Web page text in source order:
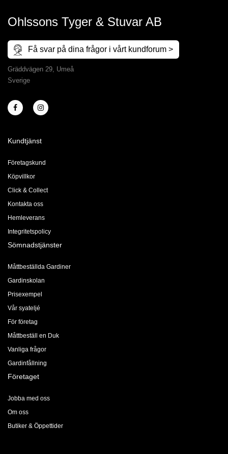
Ohlssons Tyger & Stuvar AB
Få svar på dina frågor i vårt kundforum >
Gräddvägen 29, Umeå
Sverige
Kundtjänst
Företagskund
Köpvillkor
Click & Collect
Kontakta oss
Hemleverans
Integritetspolicy
Sömnadstjänster
Måttbeställda Gardiner
Gardinskolan
Prisexempel
Vår syateljé
För företag
Måttbeställ en Duk
Vanliga frågor
Gardinfållning
Företaget
Jobba med oss
Om oss
Butiker & Öppettider